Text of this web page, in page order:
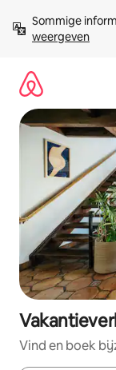
direct
naar
Sommige
weergeven
Vind en boek